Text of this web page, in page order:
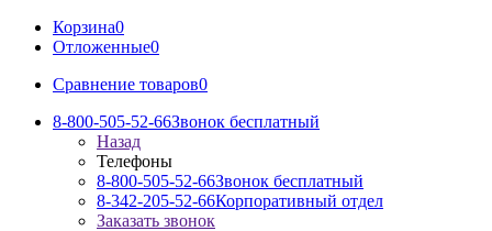
Корзина0
Отложенные0
Сравнение товаров0
8-800-505-52-66Звонок бесплатный
Назад
Телефоны
8-800-505-52-66Звонок бесплатный
8-342-205-52-66Корпоративный отдел
Заказать звонок